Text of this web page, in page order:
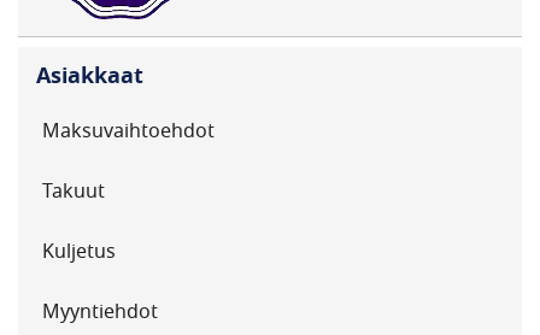
Asiakkaat
Maksuvaihtoehdot
Takuut
Kuljetus
Myyntiehdot